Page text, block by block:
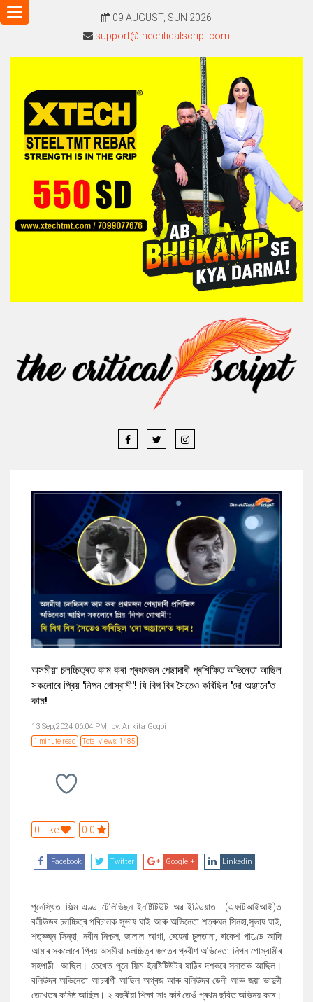
09 AUGUST, SUN 2026
support@thecriticalscript.com
Toggle
navigation
অসমীয়া চলচ্চিত্ৰত কাম কৰা প্ৰথমজন পেছাদাৰী প্ৰশিক্ষিত অভিনেতা আছিল
সকলোৰে প্ৰিয় 'নিপন গোস্বামী'! যি বিগ বিৰ সৈতেও কৰিছিল 'দো অঞ্জানে'ত
কাম!
13 Sep,2024 06:04 PM, by: Ankita Gogoi
1 minute read Total views: 1485
0 Like 0.0
Facebook Twitter Google + Linkedin
পুনেস্থিত ফিল্ম এণ্ড টেলিভিছন ইনষ্টিটিউট অৱ ইণ্ডিয়াত (এফটিআইআই)ত
বলীউডৰ চলচ্চিত্ৰ পৰিচালক সুভাষ ঘাই আৰু অভিনেতা শত্ৰুঘন সিনহা,সুভাষ ঘাই,
শত্ৰুঘ্ন সিন্‌হা, নবীন নিশ্চল, জালাল আগা, ৰেহেনা চুলতানা, ৰাকেশ পাণ্ডে আদি
আমাৰ সকলোৰে প্ৰিয় অসমীয়া চলচ্চিত্ৰ জগতৰ প্ৰবীণ অভিনেতা নিপন গোস্বামীৰ
সহপাঠী আছিল।‌ তেখেত পুনে ফিল্ম ইনষ্টিটিউটৰ ষাঠিৰ দশকৰে স্নাতক আছিল।
বলিউদৰ অভিনেতা আচৰাণী আছিল অগ্ৰজ আৰু বলিউদৰ ডেনী আৰু জয়া ভাদুৰী
তেখেতৰ কনিষ্ঠ আছিল। ২ বছৰীয়া শিক্ষা সাং কৰি তেওঁ প্ৰথম ছবিত অভিনয় কৰে।